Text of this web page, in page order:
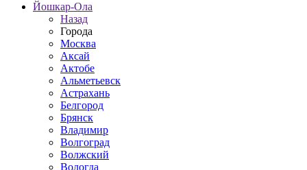
Йошкар-Ола
Назад
Города
Москва
Аксай
Актобе
Альметьевск
Астрахань
Белгород
Брянск
Владимир
Волгоград
Волжский
Вологда